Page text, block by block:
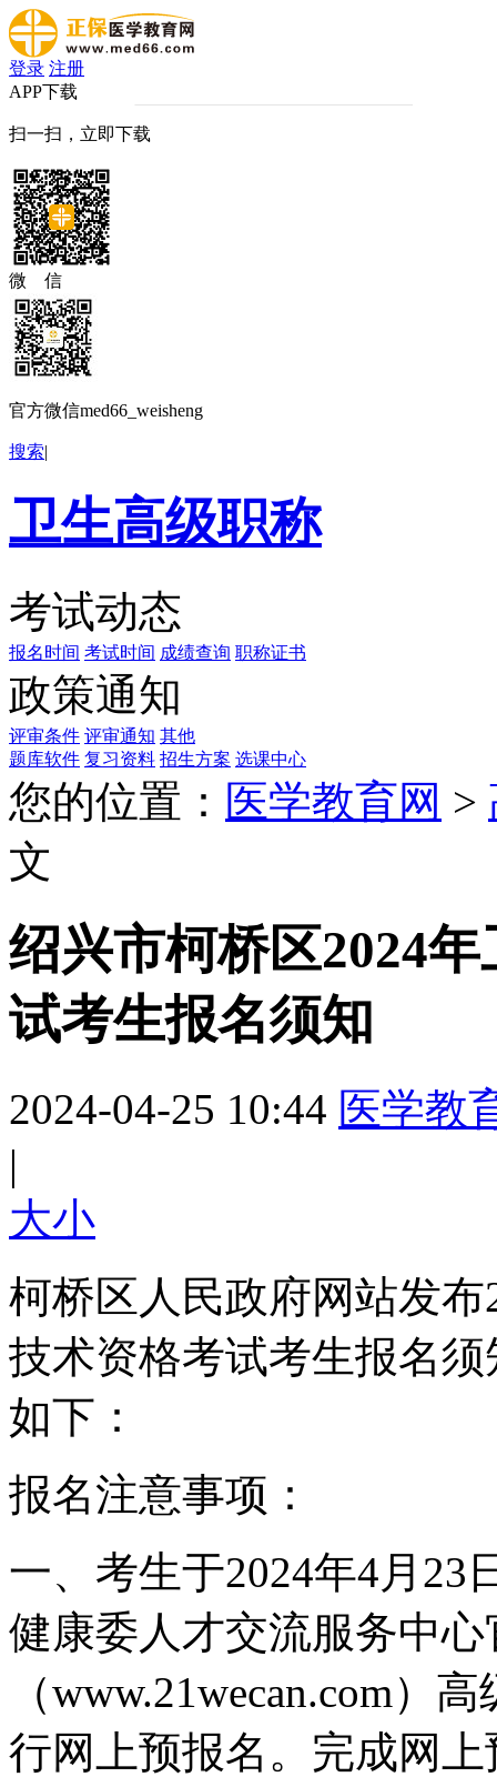
登录 注册
APP下载
扫一扫，立即下载
微 信
官方微信med66_weisheng
搜索|
卫生高级职称
考试动态
报名时间 考试时间 成绩查询 职称证书
政策通知
评审条件 评审通知 其他
题库软件 复习资料 招生方案 选课中心
您的位置： 医学教育网 >
文
绍兴市柯桥区2024
试考生报名须知
2024-04-25 10:44 医学教
|
大小
柯桥区人民政府网站发
技术资格考试考生报名
如下：
报名注意事项：
一、考生于2024年4月23
健康委人才交流服务中
（www.21wecan.com）
行网上预报名。完成网